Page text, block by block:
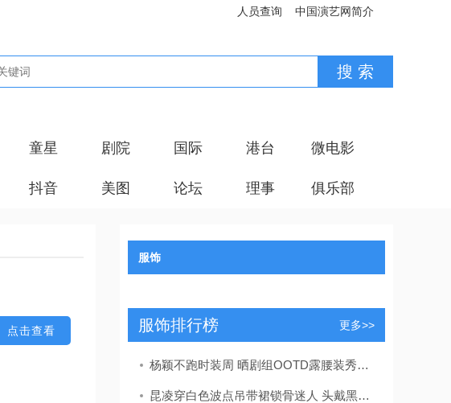
人员查询 中国演艺网简介
童星 剧院 国际 港台 微电影
抖音 美图 论坛 理事 俱乐部
点击查看
服饰
服饰排行榜 更多>>
杨颖不跑时装周 晒剧组OOTD露腰装秀火辣身材
昆凌穿白色波点吊带裙锁骨迷人 头戴黑色蝴蝶结显少女感